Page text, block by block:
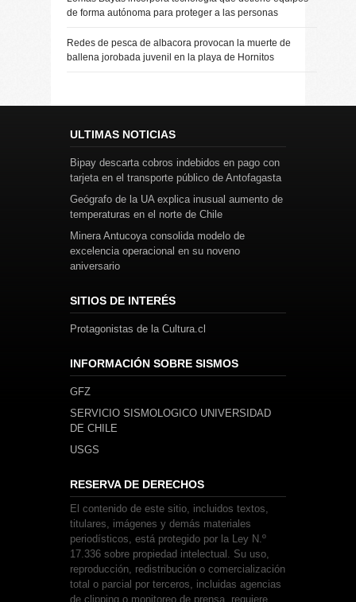
de forma autónoma para proteger a las personas
Redes de pesca de albacora provocan la muerte de
ballena jorobada juvenil en la playa de Hornitos
ULTIMAS NOTICIAS
Bipay descarta cobros indebidos en pago con
tarjeta en el transporte público de Antofagasta
Geógrafo de la UA explica inusual aumento de
temperaturas en el norte de Chile
Minera Antucoya consolida modelo de
excelencia operacional en su noveno
aniversario
SITIOS DE INTERÉS
Protagonistas de la Cultura.cl
INFORMACIÓN SOBRE SISMOS
GFZ
SERVICIO SISMOLOGICO UNIVERSIDAD
DE CHILE
USGS
RESERVA DE DERECHOS
El contenido de este sitio, incluidos textos,
titulares, imágenes y demás materiales
periodísticos, está protegido por la Ley N.º
17.336 sobre propiedad intelectual. Su uso,
reproducción, redistribución o comercialización
total o parcial por terceros, incluidas agencias
de clipping o monitoreo de prensa, requiere